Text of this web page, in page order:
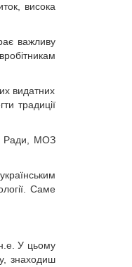
висока
важливу
видатних
традиції
Ради, МОЗ
Саме
У цьому
знаходиш